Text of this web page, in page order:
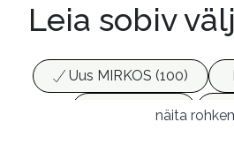
Leia sobiv
Uus MIRKOS (100)
Ajakirjad (17)
näita